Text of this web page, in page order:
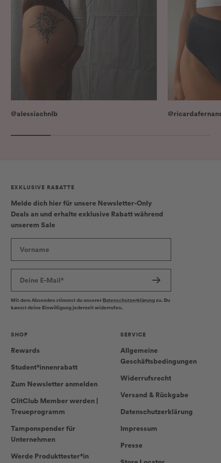
@alessiachnlb
EXKLUSIVE RABATTE
Melde dich hier für unsere Newsletter-Only
Deals an und erhalteexklusive Rabattwährend
unserem Sale
Vorname
Deine E-Mail*
Mit dem Absenden stimmst du unserer Datenschutzerklärungzu. Du
kannst deine Einwilligung jederzeit widerrufen.
SHOP
Rewards
Student*innenrabatt
Zum Newsletter anmelden
ClitClub Member werden |
Treueprogramm
Tamponspender für
Unternehmen
Werde Produkttester*in
SERVICE
Allgemeine
Geschäftsbedingungen
Widerrufsrecht
Versand & Rückgabe
Datenschutzerklärung
Impressum
Presse